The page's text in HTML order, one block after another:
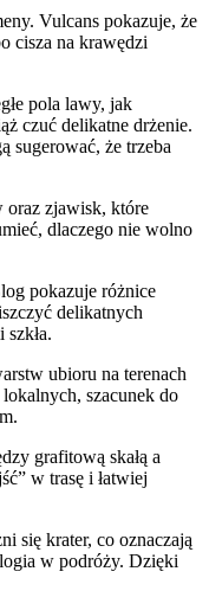
Vulcans pokazuje, że
cisza na krawędzi
pola lawy, jak
czuć delikatne drżenie.
sugerować, że trzeba
oraz zjawisk, które
dlaczego nie wolno
pokazuje różnice
delikatnych
ubioru na terenach
szacunek do
grafitową skałą a
w trasę i łatwiej
się krater, co oznaczają
w podróży. Dzięki